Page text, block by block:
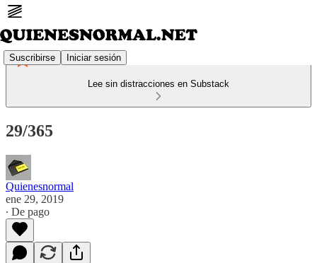
Suscribirse Iniciar sesión
Lee sin distracciones en Substack
29/365
Quienesnormal
ene 29, 2019
∙ De pago